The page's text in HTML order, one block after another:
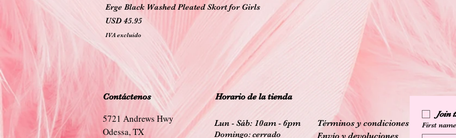
Erge Black Washed Pleated Skort for Girls
Precio
USD 45.95
IVA excluido
Contáctenos Horario de la tienda
5721 Andrews Hwy
Odessa, TX
Lun - Sáb: 10am - 6pm
Domingo: cerrado
Términos y condiciones
Envío y devoluciones
Join
First name